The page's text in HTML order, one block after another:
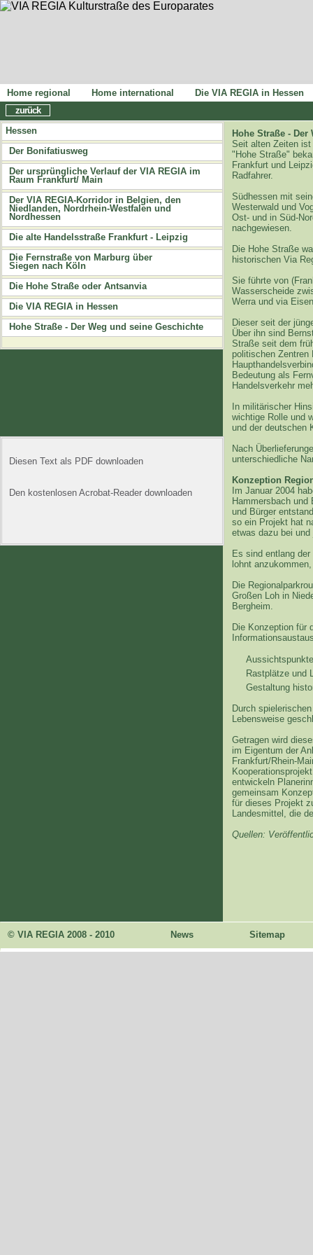
Home regional Home international
Die VIA REGIA in Hessen
zurück
Hessen
Der Bonifatiusweg
Der ursprüngliche Verlauf der VIA REGIA im
Raum Frankfurt/ Main
Der VIA REGIA-Korridor in Belgien, den
Niedlanden, Nordrhein-Westfalen und
Nordhessen
Die alte Handelsstraße Frankfurt - Leipzig
Die Fernstraße von Marburg über
Siegen nach Köln
Die Hohe Straße oder Antsanvia
Die VIA REGIA in Hessen
Hohe Straße - Der Weg und seine Geschichte
Diesen Text als PDF downloaden
Den kostenlosen Acrobat-Reader downloaden
Hohe Straße -
Seit alten Zeiten ist
"Hohe Straße"
Frankfurt und
Radfahrer.
Südhessen mit
Westerwald und
Ost- und in Süd-
nachgewiesen.
Die Hohe Straße
historischen Via
Sie führte von
Wasserscheide
Werra und via
Dieser seit der
Über ihn sind
Straße seit dem
politischen
Bedeutung als
Handelsverkehr
In militärischer
wichtige Rolle und
und der deutschen
Nach
unterschiedliche
Konzeption
Im Januar 2004
Hammersbach und
und Bürger
so ein Projekt hat
etwas dazu bei
Es sind entlang
lohnt
Die
Großen Loh in
Bergheim.
Die Konzeption für
Rastplätze und
Gestaltung
Durch
Lebensweise
Getragen wird
im Eigentum der
Frankfurt/Rhein-
entwickeln
gemeinsam
für dieses Projekt
Landesmittel, die
Quellen:
© VIA REGIA 2008 - 2010 News Sitemap